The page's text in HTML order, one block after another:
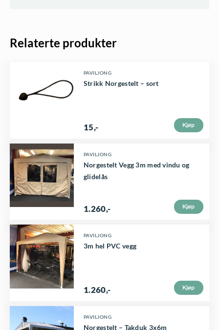
Relaterte produkter
PAVILJONG
Strikk Norgestelt – sort
15,- Kjøp
PAVILJONG
Norgestelt Vegg 3m med vindu og
glidelås
1.260,- Kjøp
D
e
e
r
u
t
PAVILJONG
3m hel PVC vegg
1.260,- Kjøp
PAVILJONG
Norgestelt – Takduk 3x6m
D